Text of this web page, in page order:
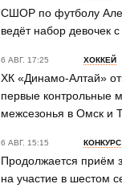
СШОР по футболу
ведёт набор девочек
6 АВГ. 17:25 ХОККЕЙ
ХК «Динамо-Алтай»
первые контрольные
межсезонья в Омск и
6 АВГ. 15:15 КОНКУРС
Продолжается приём
на участие в шестом